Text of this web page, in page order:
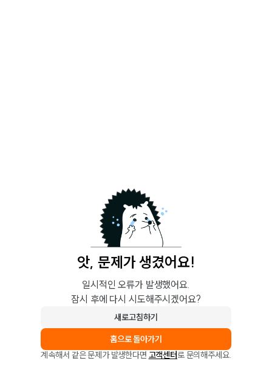
앗, 문제가 생겼어요!
일시적인 오류가 발생했어요.
잠시 후에 다시 시도해주시겠어요?
새로고침하기
홈으로 돌아가기
계속해서 같은 문제가 발생한다면 고객센터로 문의해주세요.